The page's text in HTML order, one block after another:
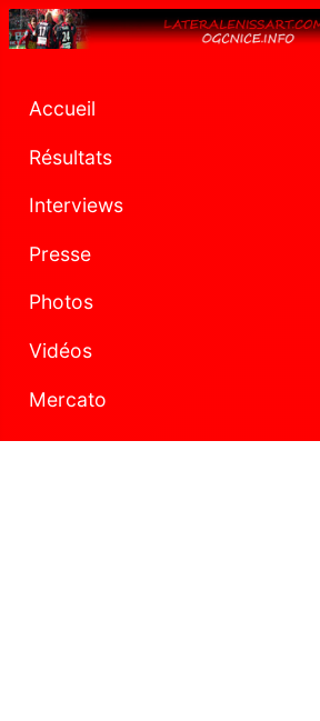
Accueil
Résultats
Interviews
Presse
Photos
Vidéos
Mercato